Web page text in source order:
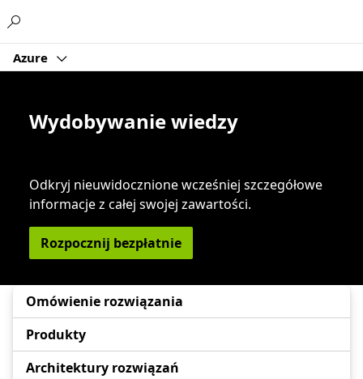
Azure
Wydobywanie wiedzy
Odkryj nieuwidocznione wcześniej szczegółowe
informacje z całej swojej zawartości.
Rozpocznij bezpłatnie
Omówienie rozwiązania
Produkty
Architektury rozwiązań